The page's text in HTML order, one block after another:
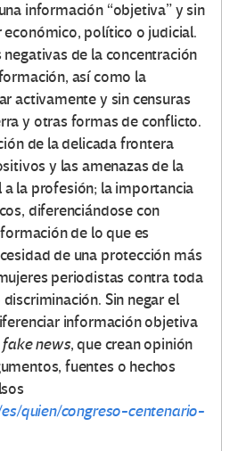
información “objetiva” y sin
político o judicial.
negativas de la concentración
así como la
activamente y sin censuras
y otras formas de conflicto.
de la delicada frontera
y las amenazas de la
la profesión; la importancia
diferenciándose con
de lo que es
de una protección más
periodistas contra toda
Sin negar el
información objetiva
fake news, que crean opinión
fuentes o hechos
quien/congreso-centenario-